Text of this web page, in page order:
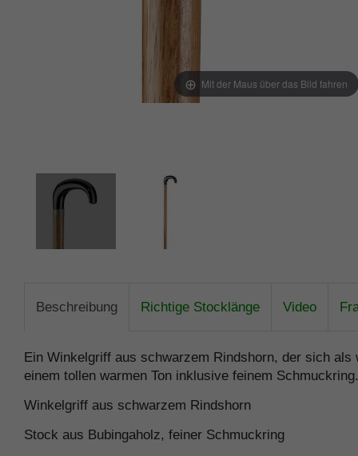
Mit der Maus über das Bild fahren
Beschreibung Richtige Stocklänge Video
Ein Winkelgriff aus schwarzem Rindshorn, der sich
einem tollen warmen Ton inklusive feinem
Winkelgriff aus schwarzem Rindshorn
Stock aus Bubingaholz, feiner Schmuckring